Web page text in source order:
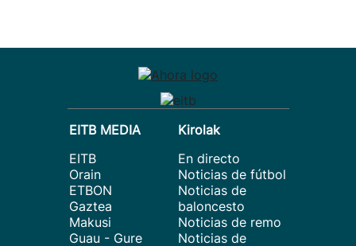
EITB MEDIA
EITB
Orain
ETBON
Gaztea
Makusi
Guau - Gure
Kirolak
En directo
Noticias de fútbol
Noticias de
baloncesto
Noticias de remo
Noticias de